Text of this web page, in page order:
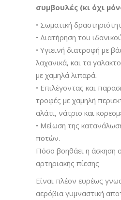
συμβουλές (κι όχι
• Σωματική
• Διατήρηση του
• Υγιεινή διατροφή με
λαχανικά, και τα
με χαμηλά λιπαρά.
• Επιλέγοντας και
τροφές με χαμηλή
αλάτι, νάτριο και
• Μείωση της
ποτών.
Πόσο βοηθάει η άσκηση
αρτηριακής πίεσης
Είναι πλέον ευρέως
αερόβια γυμναστική